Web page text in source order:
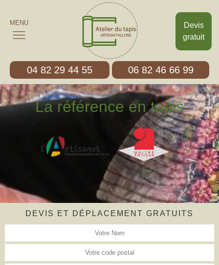
Devis
gratuit
MENU
04 82 29 44 55 06 82 46 66 99
La référence en tapis
DEVIS ET DÉPLACEMENT GRATUITS